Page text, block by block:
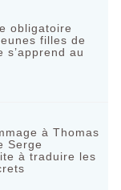
obligatoire
filles de
s’apprend au
à Thomas
Serge
à traduire les